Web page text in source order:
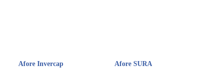
Afore Invercap Afore SURA